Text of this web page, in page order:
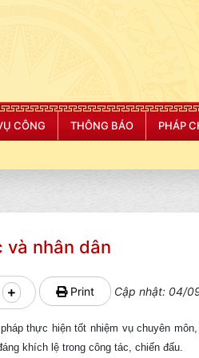
CÔNG THÔNG BÁO PHÁP
"CÔNG AN
và nhân dân
Print Cập nhật: 04/
thực hiện tốt nhiệm vụ chuyên
khích lệ trong công tác, chiến đấu.